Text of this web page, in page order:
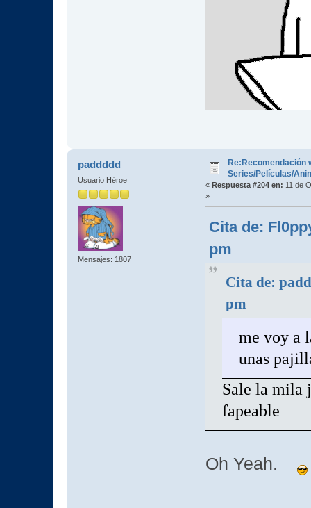
paddddd
Usuario Héroe
Mensajes: 1807
Re:Recomendación
Series/Películas/
« Respuesta #204 en: 11 de
»
Cita de:
pm
Cita de:
pm
me voy a
unas
Sale la mila
fapeable
Oh Yeah.